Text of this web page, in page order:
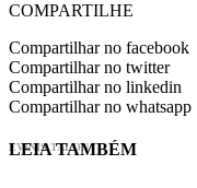
COMPARTILHE
Compartilhar no facebook
Compartilhar no twitter
Compartilhar no linkedin
Compartilhar no whatsapp
EVINIS TALON
LEIA TAMBÉM